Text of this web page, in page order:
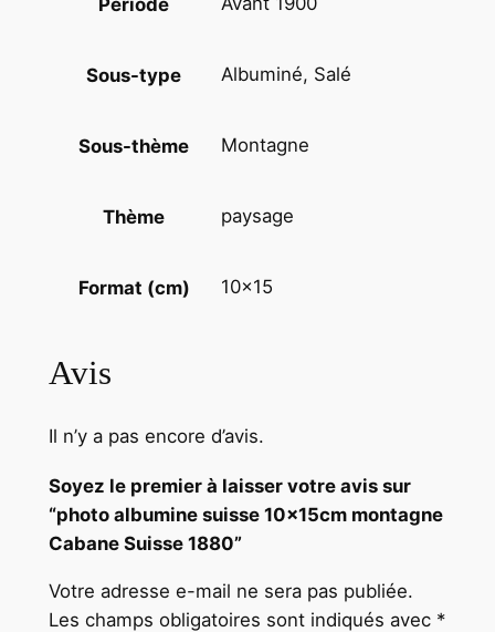
Sous-type Albuminé, Salé
Sous-thème Montagne
Thème paysage
Format (cm) 10×15
Avis
Il n’y a pas encore d’avis.
Soyez le premier à laisser votre avis sur
“photo albumine suisse 10x15cm montagne
Cabane Suisse 1880”
Votre adresse e-mail ne sera pas publiée.
Les champs obligatoires sont indiqués avec *